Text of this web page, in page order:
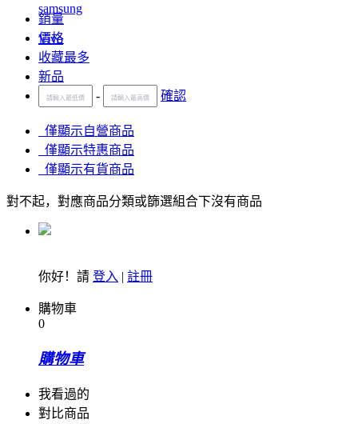
samsung
Vivo
銷量
價格
收藏最多
新品
-
確認
僅顯示自營商品
僅顯示特惠商品
僅顯示有貨商品
對不起，對應商品分類或篩選組合下沒有商品
你好！請 登入 | 註冊
購物車
0
購物車
我看過的
對比商品